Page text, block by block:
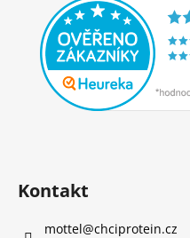
Kontakt
mottel@chciprotein.cz